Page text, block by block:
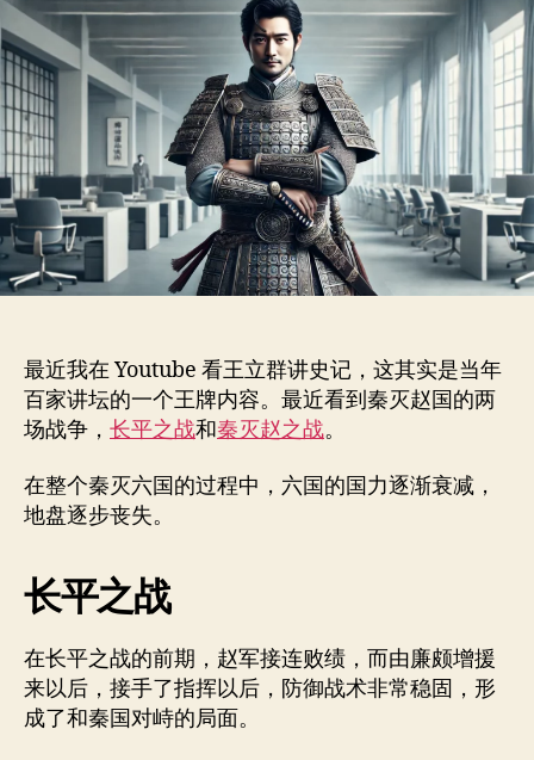
者
期
赫
赫
之
功，
职
场
中
的
隐
雄
以
们
最近我在 Youtube 看王立群讲史记，这其实是当年
百家讲坛的一个王牌内容。最近看到秦灭赵国的两
场战争， 长平之战和秦灭赵之战。
在整个秦灭六国的过程中，六国的国力逐渐衰减，
地盘逐步丧失。
长平之战
在长平之战的前期，赵军接连败绩，而由廉颇增援
来以后，接手了指挥以后，防御战术非常稳固，形
成了和秦国对峙的局面。